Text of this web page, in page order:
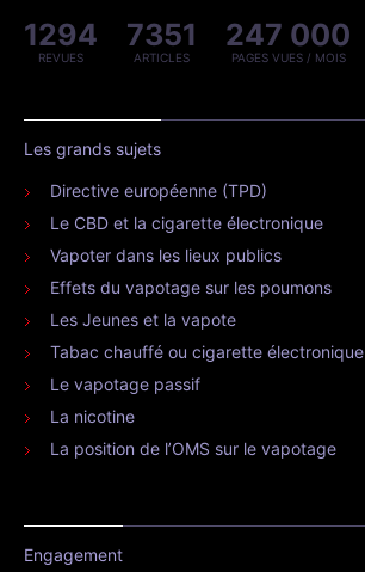
1294
REVUES
7351
ARTICLES
247 000
PAGES VUES / MOIS
Les grands sujets
Directive européenne (TPD)
Le CBD et la cigarette électronique
Vapoter dans les lieux publics
Effets du vapotage sur les poumons
Les Jeunes et la vapote
Tabac chauffé ou cigarette
Le vapotage passif
La nicotine
La position de l’OMS sur le vapotage
Engagement